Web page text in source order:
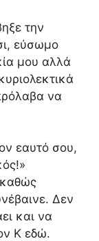
την
εύσωμο
μου αλλά
να
εαυτό σου,
Δεν
και να
Κ εδώ.